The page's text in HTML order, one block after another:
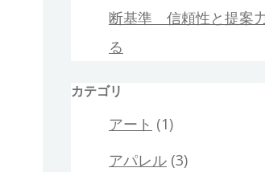
断基準 信頼性と提案
る
カテゴリ
アート (1)
アパレル (3)